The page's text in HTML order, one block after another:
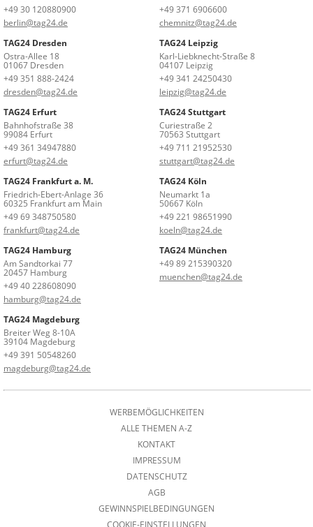
+49 30 120880900
berlin@tag24.de
+49 371 6906600
chemnitz@tag24.de
TAG24 Dresden
Ostra-Allee 18
01067 Dresden
+49 351 888-2424
dresden@tag24.de
TAG24 Leipzig
Karl-Liebknecht-Straße 8
04107 Leipzig
+49 341 24250430
leipzig@tag24.de
TAG24 Erfurt
Bahnhofstraße 38
99084 Erfurt
+49 361 34947880
erfurt@tag24.de
TAG24 Stuttgart
Curiestraße 2
70563 Stuttgart
+49 711 21952530
stuttgart@tag24.de
TAG24 Frankfurt a. M.
Friedrich-Ebert-Anlage 36
60325 Frankfurt am Main
+49 69 348750580
frankfurt@tag24.de
TAG24 Köln
Neumarkt 1a
50667 Köln
+49 221 98651990
koeln@tag24.de
TAG24 Hamburg
Am Sandtorkai 77
20457 Hamburg
+49 40 228608090
hamburg@tag24.de
TAG24 München
+49 89 215390320
muenchen@tag24.de
TAG24 Magdeburg
Breiter Weg 8-10A
39104 Magdeburg
+49 391 50548260
magdeburg@tag24.de
WERBEMÖGLICHKEITEN
ALLE THEMEN A-Z
KONTAKT
IMPRESSUM
DATENSCHUTZ
AGB
GEWINNSPIELBEDINGUNGEN
COOKIE-EINSTELLUNGEN